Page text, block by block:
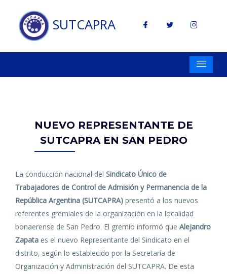
SUTCAPRA
NUEVO REPRESENTANTE DE
SUTCAPRA EN SAN PEDRO
La conducción nacional del Sindicato Único de
Trabajadores de Control de Admisión y Permanencia de la
República Argentina (SUTCAPRA) presentó a los nuevos
referentes gremiales de la organización en la localidad
bonaerense de San Pedro. El gremio informó que Alejandro
Zapata es el nuevo Representante del Sindicato en el
distrito, según lo establecido por la Secretaría de
Organización y Administración del SUTCAPRA. De esta